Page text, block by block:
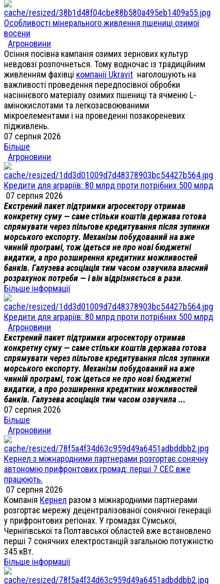
Особливості мінерального живлення пшениці озимої
восени
Агроновини
Осіння посівна кампанія озимих зернових культур
невдовзі розпочнеться. Тому водночас із традиційним
живленням фахівці компанії Ukravit наголошують на
важливості проведення передпосівної обробки
насіннєвого матеріалу озимих пшениці та ячменю L-
амінокислотами та легкозасвоюваними
мікроелементами і на проведенні позакореневих
підживлень.
07 серпня 2026
Більше
Агроновини
Кредити для аграріїв: 80 млрд проти потрібних 500 млрд
07 серпня 2026
Екстрений пакет підтримки агросектору отримав
конкретну суму — саме стільки коштів держава готова
спрямувати через пільгове кредитування після зупинки
морського експорту. Механізм побудований на вже
чинній програмі, тож ідеться не про нові бюджетні
видатки, а про розширення кредитних можливостей
банків. Галузева асоціація тим часом озвучила власний
розрахунок потреби — і він відрізняється в рази.
Більше інформації
Кредити для аграріїв: 80 млрд проти потрібних 500 млрд
Агроновини
Екстрений пакет підтримки агросектору отримав
конкретну суму — саме стільки коштів держава готова
спрямувати через пільгове кредитування після зупинки
морського експорту. Механізм побудований на вже
чинній програмі, тож ідеться не про нові бюджетні
видатки, а про розширення кредитних можливостей
банків. Галузева асоціація тим часом озвучила ...
07 серпня 2026
Більше
Агроновини
Кернел з міжнародними партнерами розгортає сонячну
автономію прифронтових громад: перші 7 СЕС вже
працюють.
07 серпня 2026
Компанія Кернел разом з міжнародними партнерами
розгортає мережу децентралізованої сонячної генерації
у прифронтових регіонах. У громадах Сумської,
Чернігівської та Полтавської областей вже встановлено
перші 7 сонячних електростанцій загальною потужністю
345 кВт.
Більше інформації